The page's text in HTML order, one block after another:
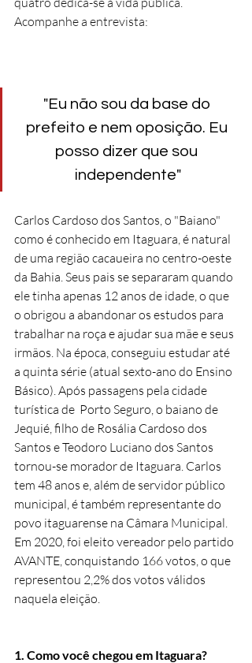
Acompanhe a entrevista:
"Eu não sou da base do
prefeito e nem oposição. Eu
posso dizer que sou
independente"
Carlos Cardoso dos Santos, o "Baiano"
como é conhecido em Itaguara, é natural
de uma região cacaueira no centro-oeste
da Bahia. Seus pais se separaram quando
ele tinha apenas 12 anos de idade, o que
o obrigou a abandonar os estudos para
trabalhar na roça e ajudar sua mãe e seus
irmãos. Na época, conseguiu estudar até
a quinta série (atual sexto-ano do Ensino
Básico). Após passagens pela cidade
turística de  Porto Seguro, o baiano de
Jequié, filho de Rosália Cardoso dos
Santos e Teodoro Luciano dos Santos
tornou-se morador de Itaguara. Carlos
tem 48 anos e, além de servidor público
municipal, é também representante do
povo itaguarense na Câmara Municipal.
Em 2020, foi eleito vereador pelo partido
AVANTE, conquistando 166 votos, o que
representou 2,2% dos votos válidos
naquela eleição.
1. Como você chegou em Itaguara?